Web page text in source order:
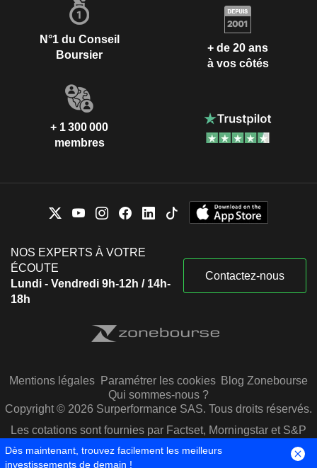
N°1 du Conseil
Boursier
+ de 20 ans
à vos côtés
+ 1 300 000
membres
NOS EXPERTS À VOTRE
ÉCOUTE
Lundi - Vendredi 9h-12h / 14h-
18h
Contactez-nous
Mentions légales Paramétrer les cookies Blog Zonebourse
Qui sommes-nous ?
Copyright © 2026 Surperformance SAS. Tous droits réservés.
Les cotations sont fournies par Factset, Morningstar et S&P
Capital IQ
Dès maintenant, trouvez facilement les meilleurs
investissements de demain !